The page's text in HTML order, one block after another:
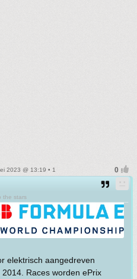
2023 @ 13:19 • 1
the stars
elektrisch aangedreven
Races worden ePrix